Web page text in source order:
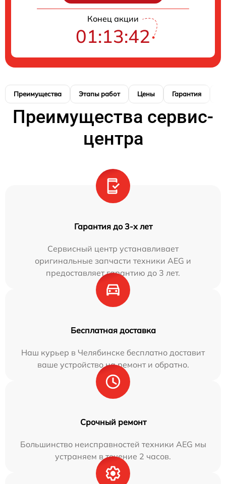
Конец акции
01:13:41
Преимущества Этапы работ Цены Гарантия
Преимущества сервис-
центра
Гарантия до 3-х лет
Сервисный центр устанавливает
оригинальные запчасти техники AEG и
предоставляет гарантию до 3 лет.
Бесплатная доставка
Наш курьер в Челябинске бесплатно доставит
ваше устройство на ремонт и обратно.
Срочный ремонт
Большинство неисправностей техники AEG мы
устраняем в течение 2 часов.